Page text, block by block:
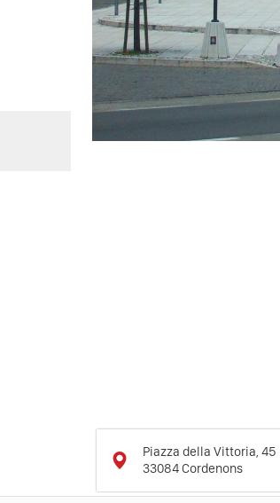
Piazza della Vittoria, 45
33084Cordenons